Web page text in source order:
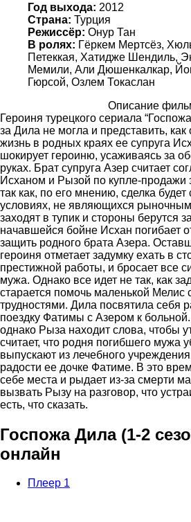
Год выхода: 2012
Страна: Турция
Режиссёр: Онур Тан
В ролях: Гёркем Мертсёз,
Петеккая, Хатидже Шендиль,
Мемили, Али Дюшенкалкар,
Гюрсой, Озлем Токаслан
Описание
Героиня турецкого сериала
за Дила не могла и представить,
жизнь в родных краях ее супруга
шокирует героиню, усаживаясь за
руках. Брат супруга Азер считает
Исханом и Рызой по купле-
так как, по его мнению, сделка
условиях, не являющихся
заходят в тупик и стороны берутся
начавшейся бойне Исхан погибает
защить родного брата Азера.
героиня отметает задумку ехать в
престижной работы, и бросает все
мужа. Однако все идет не так, как
старается помочь маленькой Мелис
трудностями. Дила посвятила себя
поездку Фатимы с Азером к
однако Рыза находит слова, чтобы
считает, что родня погибшего мужа
выпускают из лечебного
радости ее дочке Фатиме. В это
себе места и рыдает из-за смерти
вызвать Рызу на разговор, что
есть, что сказать.
Госпожа Дила (1-2
онлайн
Плеер 1